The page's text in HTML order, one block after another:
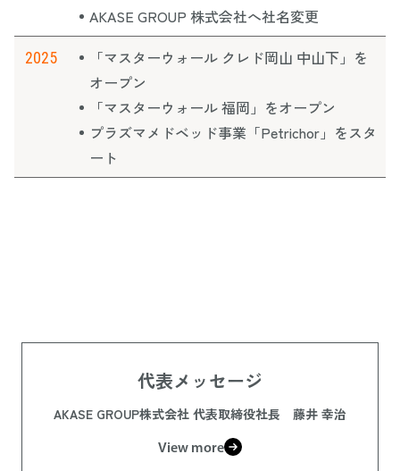
AKASE GROUP 株式会社へ社名変更
2025
「マスターウォール クレド岡山 中山下」を
オープン
「マスターウォール 福岡」をオープン
プラズマメドベッド事業「Petrichor」をスタ
ート
代表メッセージ
AKASE GROUP株式会社 代表取締役社長 藤井 幸治
View more